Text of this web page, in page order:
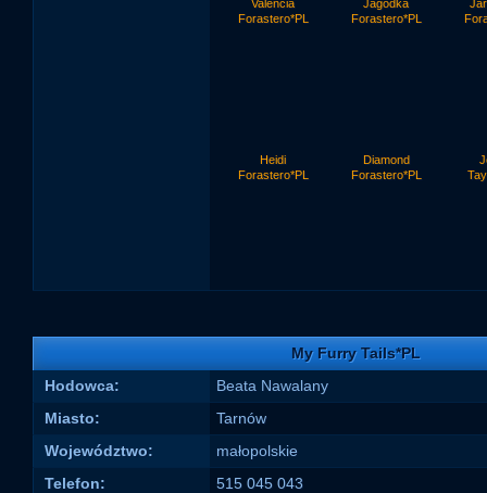
Valencia
Forastero*PL
Jagódka
Forastero*PL
Heidi
Forastero*PL
Diamond
Forastero*PL
My Furry Tails*PL
Hodowca:
Beata Nawalany
Miasto:
Tarnów
Województwo:
małopolskie
Telefon:
515 045 043